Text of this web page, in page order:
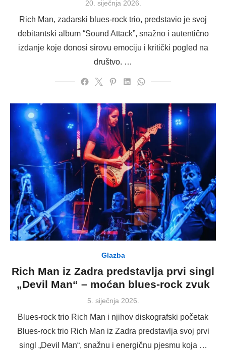
Posted
20. siječnja 2026.
Rich Man, zadarski blues-rock trio, predstavio je svoj
debitantski album “Sound Attack”, snažno i autentično
izdanje koje donosi sirovu emociju i kritički pogled na
društvo. …
Glazba
Rich Man iz Zadra predstavlja prvi singl
„Devil Man“ – moćan blues-rock zvuk
Posted
5. siječnja 2026.
Blues-rock trio Rich Man i njihov diskografski početak
Blues-rock trio Rich Man iz Zadra predstavlja svoj prvi
singl „Devil Man“, snažnu i energičnu pjesmu koja …